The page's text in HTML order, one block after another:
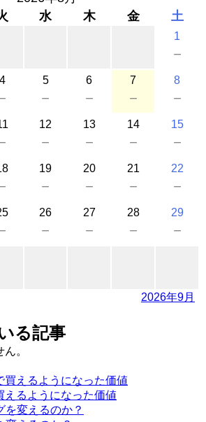
水 木 金 土
1
－
4 5
－
6
－
7
－
8
－
12
－
13
－
14
－
15
－
19
－
20
－
21
－
22
－
26
－
27
－
28
－
29
－
2026年9月
る記事
。
えるようになった価値